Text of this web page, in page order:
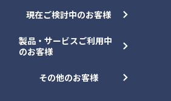
現在ご検討中のお客様
製品・サービスご利用中
のお客様
その他のお客様